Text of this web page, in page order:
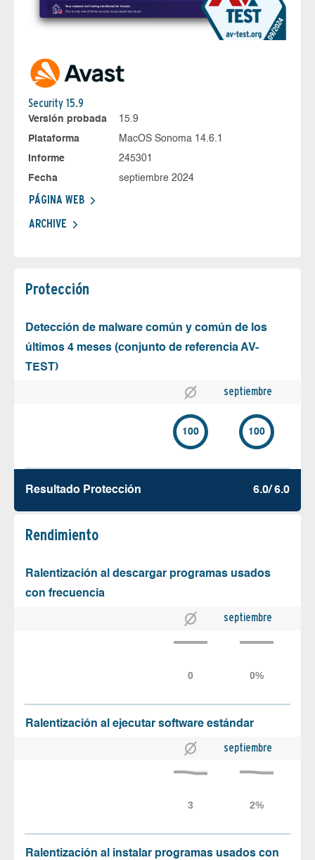
Security 15.9
Versión probada
15.9
Plataforma
MacOS Sonoma 14.6.1
Informe
245301
Fecha
septiembre 2024
PÁGINA WEB
ARCHIVE
Protección
Detección de malware común y común de los
últimos 4 meses (conjunto de referencia AV-
TEST)
septiembre
100 100
Resultado Protección 6.0/ 6.0
Rendimiento
Ralentización al descargar programas usados
con frecuencia
septiembre
Ralentización al ejecutar software estándar
septiembre
Ralentización al instalar programas usados con